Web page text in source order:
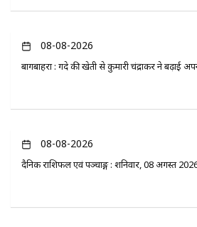
08-08-2026
बागबाहरा : गेंदे की खेती से कुमारी चंद्राकर ने बढ़ाई
08-08-2026
दैनिक राशिफल एवं पञ्चाङ्ग : शनिवार, 08 अगस्त